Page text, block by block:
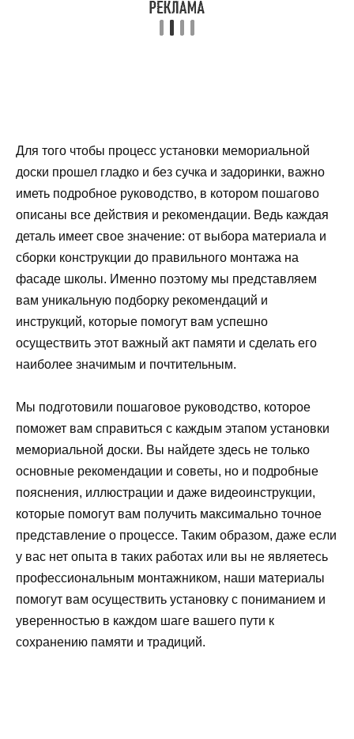
Для того чтобы процесс установки мемориальной
доски прошел гладко и без сучка и задоринки, важно
иметь подробное руководство, в котором пошагово
описаны все действия и рекомендации. Ведь каждая
деталь имеет свое значение: от выбора материала и
сборки конструкции до правильного монтажа на
фасаде школы. Именно поэтому мы представляем
вам уникальную подборку рекомендаций и
инструкций, которые помогут вам успешно
осуществить этот важный акт памяти и сделать его
наиболее значимым и почтительным.
Мы подготовили пошаговое руководство, которое
поможет вам справиться с каждым этапом установки
мемориальной доски. Вы найдете здесь не только
основные рекомендации и советы, но и подробные
пояснения, иллюстрации и даже видеоинструкции,
которые помогут вам получить максимально точное
представление о процессе. Таким образом, даже если
у вас нет опыта в таких работах или вы не являетесь
профессиональным монтажником, наши материалы
помогут вам осуществить установку с пониманием и
уверенностью в каждом шаге вашего пути к
сохранению памяти и традиций.